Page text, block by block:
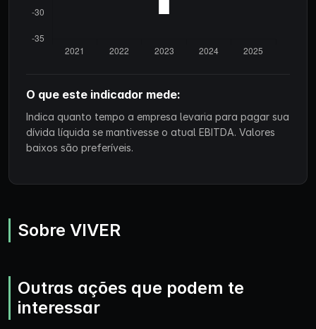
O que este indicador mede:
Indica quanto tempo a empresa levaria para pagar sua
dívida líquida se mantivesse o atual EBITDA. Valores
baixos são preferíveis.
Sobre VIVER
Outras ações que podem te
interessar